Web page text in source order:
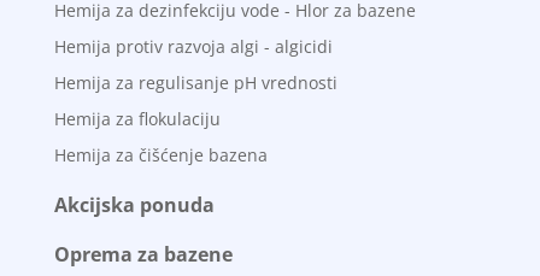
Hemija za dezinfekciju vode - Hlor za bazene
Hemija protiv razvoja algi - algicidi
Hemija za regulisanje pH vrednosti
Hemija za flokulaciju
Hemija za čišćenje bazena
Akcijska ponuda
Oprema za bazene